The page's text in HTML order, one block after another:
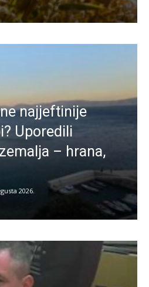
najjeftinije
Uporedili
– hrana,
2026.